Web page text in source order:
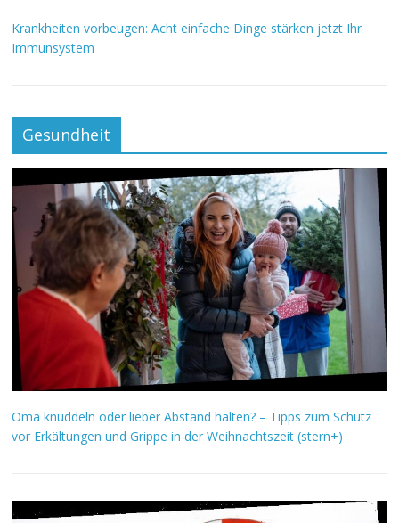
Krankheiten vorbeugen: Acht einfache Dinge stärken jetzt Ihr
Immunsystem
Gesundheit
Oma knuddeln oder lieber Abstand halten? – Tipps zum Schutz
vor Erkältungen und Grippe in der Weihnachtszeit (stern+)